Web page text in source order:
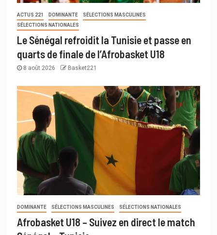
ACTUS 221 DOMINANTE
SÉLECTIONS MASCULINES
SÉLECTIONS NATIONALES
Le Sénégal refroidit la Tunisie et passe en
quarts de finale de l’Afrobasket U18
8 août 2026 Basket221
DOMINANTE SÉLECTIONS MASCULINES SÉLECTIONS NATIONALES
Afrobasket U18 – Suivez en direct le match